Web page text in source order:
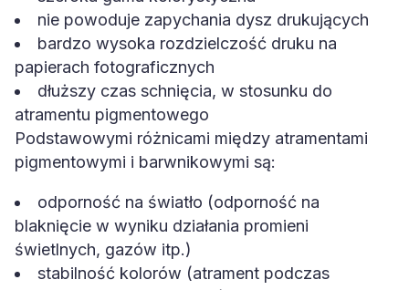
nie powoduje zapychania dysz drukujących
bardzo wysoka rozdzielczość druku na
papierach fotograficznych
dłuższy czas schnięcia, w stosunku do
atramentu pigmentowego
Podstawowymi różnicami między atramentami
pigmentowymi i barwnikowymi są:
odporność na światło (odporność na
blaknięcie w wyniku działania promieni
świetlnych, gazów itp.)
stabilność kolorów (atrament podczas